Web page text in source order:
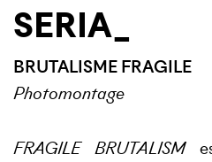
SERIA_
BRUTALISME FRAGILE
Photomontage
FRAGILE BRUTALISM